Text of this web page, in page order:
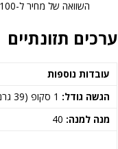
השוואה של מחיר ל-100 גרם חלבון, מאפשרת לכם לבצע השוואת מחירים מדויקת בין אבקות החלבון השונות.
ערכים תזונתיים
עובדות נוספות
הגשה גודל:
מנה למנה: